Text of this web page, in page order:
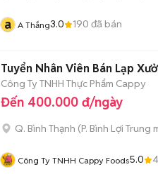
a A Thắng3.0 190 đã bán
Tuyển Nhân Viên Bán Lạp
Công Ty TNHH Thực Phẩm Cappy
Đến 400.000 đ/ngày
Q. Bình Thạnh (P. Bình Lợi Trung
Công Ty TNHH Cappy Foods5.0 4